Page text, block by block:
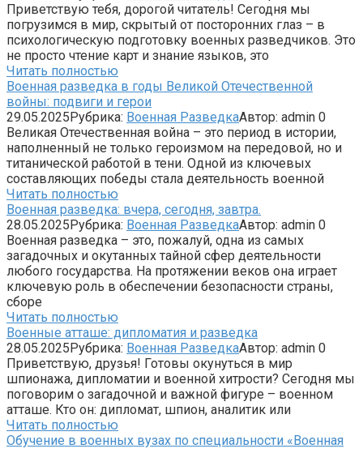
Приветствую тебя, дорогой читатель! Сегодня мы
погрузимся в мир, скрытый от посторонних глаз – в
психологическую подготовку военных разведчиков. Это
не просто чтение карт и знание языков, это
Читать полностью
Военная разведка в годы Великой Отечественной
войны: подвиги и герои
29.05.2025Рубрика: Военная РазведкаАвтор: admin 0
Великая Отечественная война – это период в истории,
наполненный не только героизмом на передовой, но и
титанической работой в тени. Одной из ключевых
составляющих победы стала деятельность военной
Читать полностью
Военная разведка: вчера, сегодня, завтра.
28.05.2025Рубрика: Военная РазведкаАвтор: admin 0
Военная разведка – это, пожалуй, одна из самых
загадочных и окутанных тайной сфер деятельности
любого государства. На протяжении веков она играет
ключевую роль в обеспечении безопасности страны,
сборе
Читать полностью
Военные атташе: дипломатия и разведка
28.05.2025Рубрика: Военная РазведкаАвтор: admin 0
Приветствую, друзья! Готовы окунуться в мир
шпионажа, дипломатии и военной хитрости? Сегодня мы
поговорим о загадочной и важной фигуре – военном
атташе. Кто он: дипломат, шпион, аналитик или
Читать полностью
Обучение в военных вузах по специальности «Военная